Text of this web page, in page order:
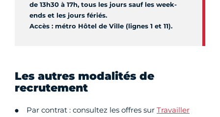
de 13h30 à 17h, tous les jours sauf les week-
ends et les jours fériés.
Accès : métro Hôtel de Ville (lignes 1 et 11).
Les autres modalités de
recrutement
Par contrat : consultez les offres sur Travailler